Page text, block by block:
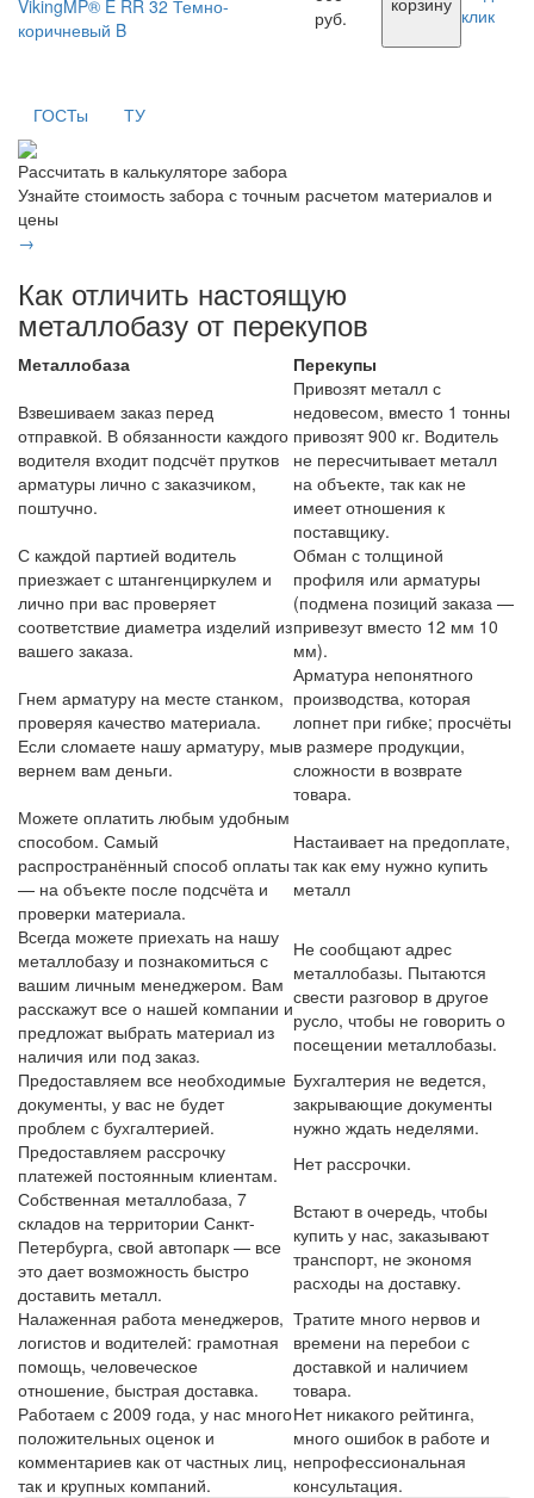
VikingMP® E RR 32 Темно-
коричневый B
руб.
клик
ГОСТы ТУ
Рассчитать в калькуляторе забора
Узнайте стоимость забора с точным расчетом материалов и
цены
→
Как отличить настоящую
металлобазу от перекупов
Металлобаза
Перекупы
Взвешиваем заказ перед
отправкой. В обязанности каждого
водителя входит подсчёт прутков
арматуры лично с заказчиком,
поштучно.
Привозят металл с
недовесом, вместо 1 тонны
привозят 900 кг. Водитель
не пересчитывает металл
на объекте, так как не
имеет отношения к
поставщику.
С каждой партией водитель
приезжает с штангенциркулем и
лично при вас проверяет
соответствие диаметра изделий из
вашего заказа.
Обман с толщиной
профиля или арматуры
(подмена позиций заказа —
привезут вместо 12 мм 10
мм).
Гнем арматуру на месте станком,
проверяя качество материала.
Если сломаете нашу арматуру, мы
вернем вам деньги.
Арматура непонятного
производства, которая
лопнет при гибке; просчёты
в размере продукции,
сложности в возврате
товара.
Можете оплатить любым удобным
способом. Самый
распространённый способ оплаты
— на объекте после подсчёта и
проверки материала.
Настаивает на предоплате,
так как ему нужно купить
металл
Всегда можете приехать на нашу
металлобазу и познакомиться с
вашим личным менеджером. Вам
расскажут все о нашей компании и
предложат выбрать материал из
наличия или под заказ.
Не сообщают адрес
металлобазы. Пытаются
свести разговор в другое
русло, чтобы не говорить о
посещении металлобазы.
Предоставляем все необходимые
документы, у вас не будет
проблем с бухгалтерией.
Бухгалтерия не ведется,
закрывающие документы
нужно ждать неделями.
Предоставляем рассрочку
платежей постоянным клиентам.
Нет рассрочки.
Собственная металлобаза, 7
складов на территории Санкт-
Петербурга, свой автопарк — все
это дает возможность быстро
доставить металл.
Встают в очередь, чтобы
купить у нас, заказывают
транспорт, не экономя
расходы на доставку.
Налаженная работа менеджеров,
логистов и водителей: грамотная
помощь, человеческое
отношение, быстрая доставка.
Тратите много нервов и
времени на перебои с
доставкой и наличием
товара.
Работаем с 2009 года, у нас много
положительных оценок и
комментариев как от частных лиц,
так и крупных компаний.
Нет никакого рейтинга,
много ошибок в работе и
непрофессиональная
консультация.